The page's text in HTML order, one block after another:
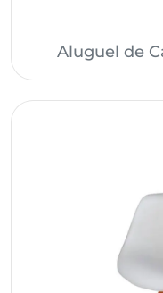
Aluguel de